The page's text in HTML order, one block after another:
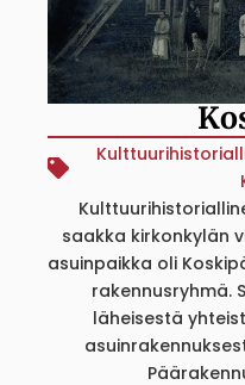
saakka kirkonkylän
asuinpaikka oli
rakennusryhmä.
läheisestä